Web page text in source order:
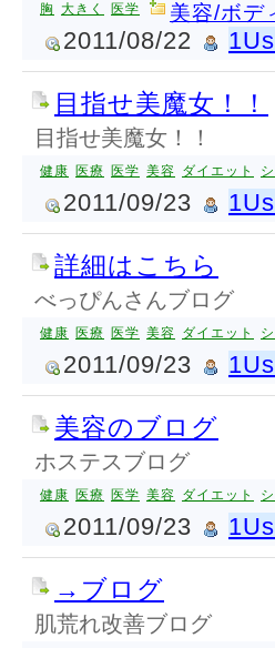
胸 大きく 医学 美容/ボデ
2011/08/22
目指せ美魔女！！
目指せ美魔女！！
健康 医療 医学 美容 ダイエット
2011/09/23
詳細はこちら
べっぴんさんブログ
健康 医療 医学 美容 ダイエット
2011/09/23
美容のブログ
ホステスブログ
健康 医療 医学 美容 ダイエット
2011/09/23
→ブログ
肌荒れ改善ブログ